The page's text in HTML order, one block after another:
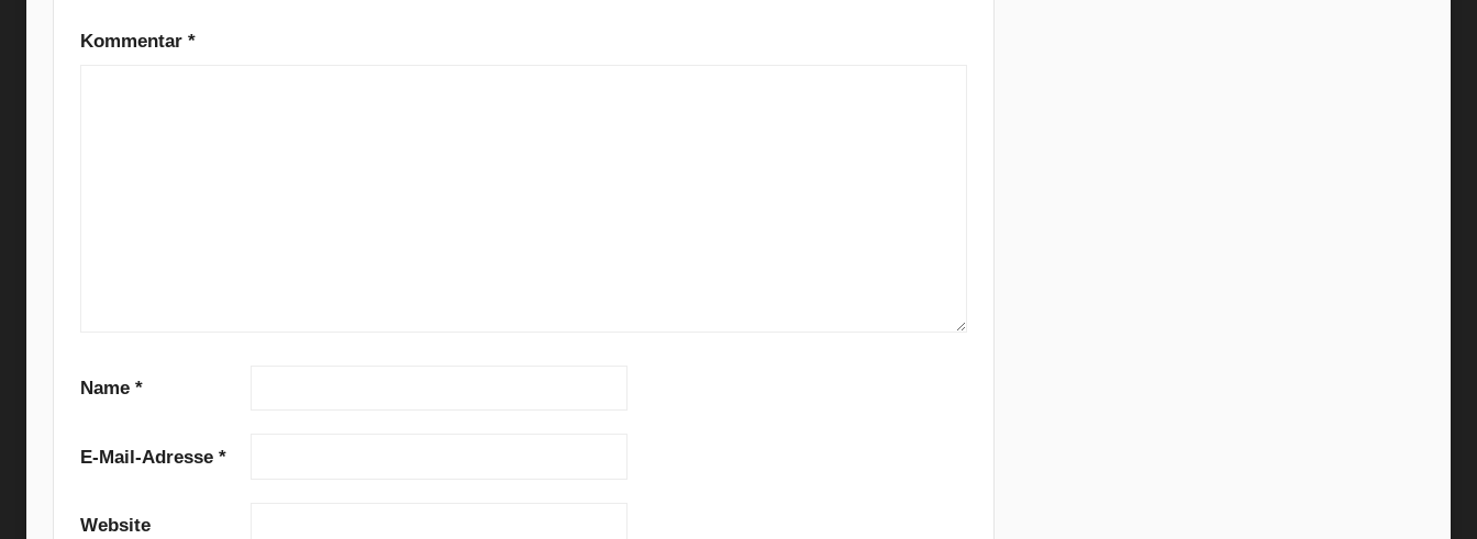
r
P
a
e
Kommentar *
Name *
E-Mail-Adresse *
Website